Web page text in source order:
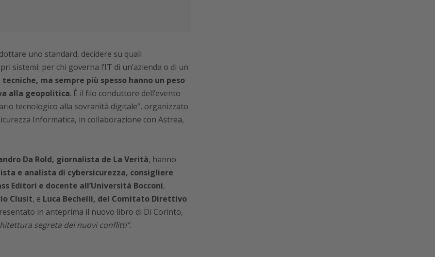
uno standard, decidere su quali
sistemi: per chi governa l’IT di un’azienda o di un
ma sempre più spesso hanno un peso
alla geopolitica. È il filo conduttore dell’evento
tecnologico alla sovranità digitale”, organizzato
Informatica, in collaborazione con Astrea,
Da Rold, giornalista de La Verità, hanno
e analista di cybersicurezza, consigliere
Editori e docente all’Università Bocconi,
Clusit, e Luca Bechelli, del Comitato Direttivo
in anteprima il nuovo libro di Di Corinto,
segreta dei nuovi conflitti”.